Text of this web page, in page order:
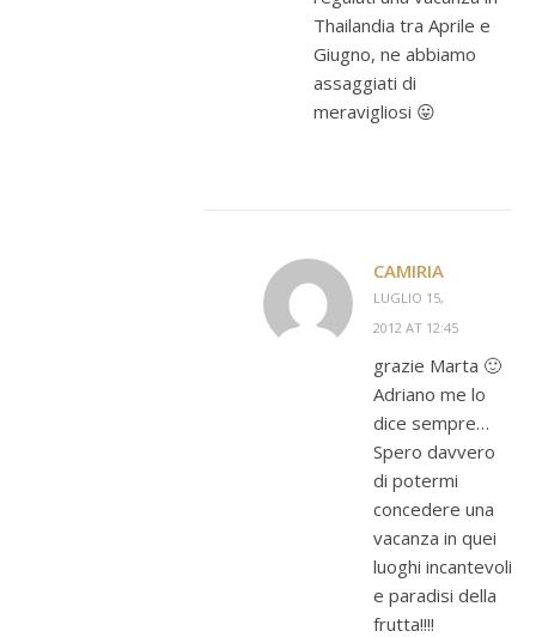
Thailandia tra Aprile e
Giugno, ne abbiamo
assaggiati di
meravigliosi 😛
CAMIRIA
LUGLIO 15,
2012 AT 12:45
grazie Marta 🙂
Adriano me lo
dice sempre…
Spero davvero
di potermi
concedere una
vacanza in quei
luoghi incantevoli
e paradisi della
frutta!!!!